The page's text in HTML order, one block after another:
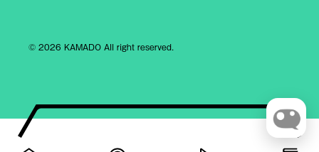
© 2026 KAMADO All right reserved.